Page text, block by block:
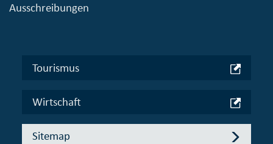
Ausschreibungen
Tourismus
Wirtschaft
Sitemap